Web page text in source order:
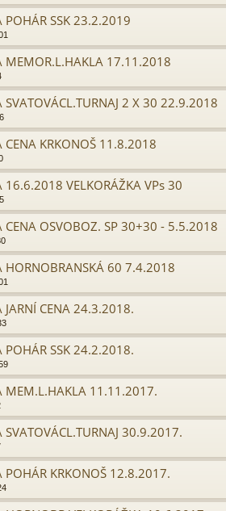
POHÁR SSK 23.2.2019
MEMOR.L.HAKLA 17.11.2018
SVATOVÁCL.TURNAJ 2 X 30 22.9.2018
CENA KRKONOŠ 11.8.2018
16.6.2018 VELKORÁŽKA VPs 30
CENA OSVOBOZ. SP 30+30 - 5.5.2018
HORNOBRANSKÁ 60 7.4.2018
JARNÍ CENA 24.3.2018.
POHÁR SSK 24.2.2018.
MEM.L.HAKLA 11.11.2017.
SVATOVÁCL.TURNAJ 30.9.2017.
POHÁR KRKONOŠ 12.8.2017.